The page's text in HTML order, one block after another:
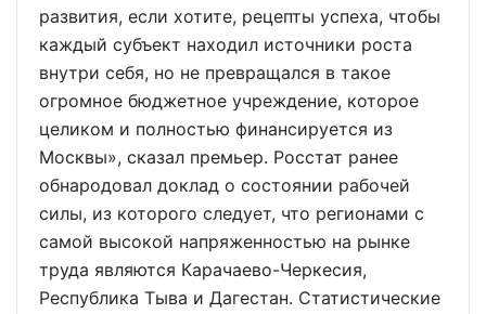
развития, если хотите, рецепты успеха, чтобы
каждый субъект находил источники роста
внутри себя, но не превращался в такое
огромное бюджетное учреждение, которое
целиком и полностью финансируется из
Москвы», сказал премьер. Росстат ранее
обнародовал доклад о состоянии рабочей
силы, из которого следует, что регионами с
самой высокой напряженностью на рынке
труда являются Карачаево-Черкесия,
Республика Тыва и Дагестан. Статистические